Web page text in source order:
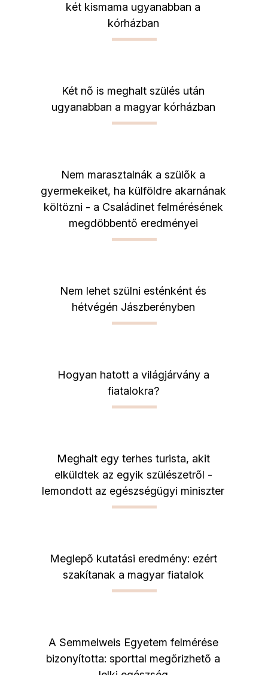
két kismama ugyanabban a
kórházban
Két nő is meghalt szülés után
ugyanabban a magyar kórházban
Nem marasztalnák a szülők a
gyermekeiket, ha külföldre akarnának
költözni - a Családinet felmérésének
megdöbbentő eredményei
Nem lehet szülni esténként és
hétvégén Jászberényben
Hogyan hatott a világjárvány a
fiatalokra?
Meghalt egy terhes turista, akit
elküldtek az egyik szülészetről -
lemondott az egészségügyi miniszter
Meglepő kutatási eredmény: ezért
szakítanak a magyar fiatalok
A Semmelweis Egyetem felmérése
bizonyította: sporttal megőrizhető a